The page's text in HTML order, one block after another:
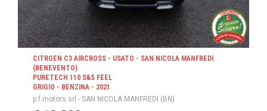
CITROEN C3 AIRCROSS - USATO - SAN NICOLA MANFREDI
(BENEVENTO)
PURETECH 110 S&S FEEL
GRIGIO - BENZINA - 2021
p.f.motors srl - SAN NICOLA MANFREDI (BN)